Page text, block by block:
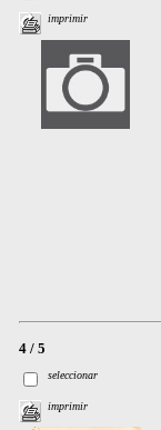
imprimir
4 / 5
seleccionar
imprimir